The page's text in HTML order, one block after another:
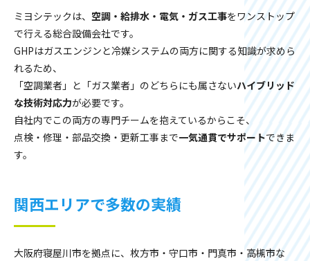
ミヨシテックは、 空調・給排水・電気・ガス工事をワンストップ
で行える総合設備会社です。
GHPはガスエンジンと冷媒システムの両方に関する知識が求めら
れるため、
「空調業者」と「ガス業者」のどちらにも属さないハイブリッド
な技術対応力が必要です。
自社内でこの両方の専門チームを抱えているからこそ、
点検・修理・部品交換・更新工事まで一気通貫でサポートできま
す。
関西エリアで多数の実績
大阪府寝屋川市を拠点に、枚方市・守口市・門真市・高槻市な